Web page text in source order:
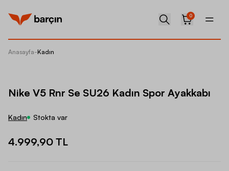
0
Anasayfa-Kadın
Nike V5 Rnr Se SU26 Kadın Spor Ayakkabı
Kadın Stokta var
4.999,90 TL